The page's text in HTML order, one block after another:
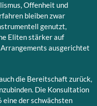
Offenheit und
bleiben zwar
genutzt,
Eliten stärker auf
ausgerichtet
die Bereitschaft zurück,
Die Konsultation
der schwächsten